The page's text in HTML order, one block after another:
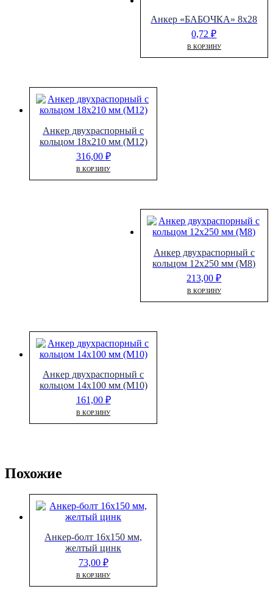
Анкер «БАБОЧКА» 8х28
0,72₽
В КОРЗИНУ
Анкер двухраспорный с
кольцом 18х210 мм (М12)
316,00 ₽
В КОРЗИНУ
Анкер двухраспорный с
кольцом 12х250 мм (М8)
213,00₽
В КОРЗИНУ
Анкер двухраспорный с
кольцом 14х100 мм (М10)
161,00 ₽
В КОРЗИНУ
Похожие
Анкер-болт 16х150 мм,
желтый цинк
73,00 ₽
В КОРЗИНУ